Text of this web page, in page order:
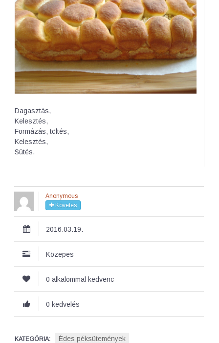
Dagasztás,
Kelesztés,
Formázás, töltés,
Kelesztés,
Sütés.
Anonymous
Követés
2016.03.19.
Közepes
0 alkalommal kedvenc
0 kedvelés
KATEGÓRIA: Édes péksütemények